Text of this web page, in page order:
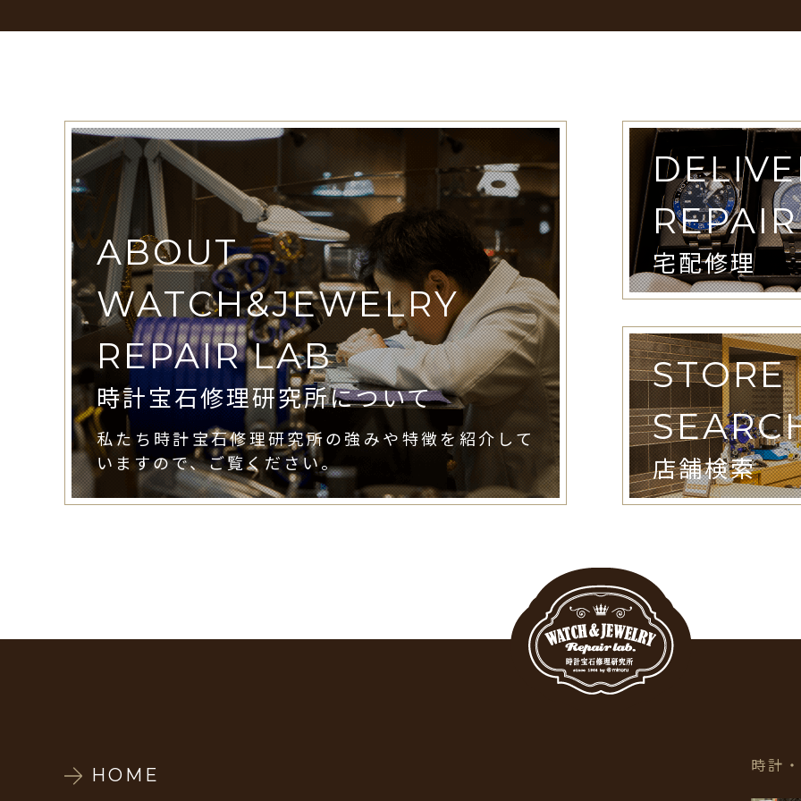
ABOUT
WATCH&JEWELRY
REPAIR LAB
時計宝石修理研究所について
私たち時計宝石修理研究所の強みや特徴を紹介して
いますので、ご覧ください。
REPAIR
宅配修理
STORE
店舗検索
HOME 時計